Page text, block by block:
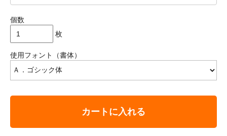
個数
枚
使用フォント（書体）
カートに入れる